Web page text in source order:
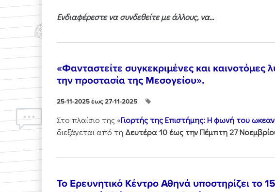
Ενδιαφέρεστε να συνδεθείτε με άλλους, να...
«Φανταστείτε συγκεκριμένες και καινοτόμες
την προστασία της Μεσογείου».
25-11-2025 έως 27-11-2025
Στo πλαίσιo της «Γιορτής της Επιστήμης: Η φωνή του
διεξάγεται από τη Δευτέρα 10 έως την Πέμπτη 27
Το Ερευνητικό Κέντρο Αθηνά υποστηρίζει το